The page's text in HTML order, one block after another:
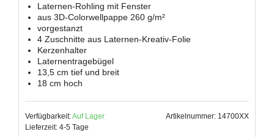
Laternen-Rohling mit Fenster
aus 3D-Colorwellpappe 260 g/m²
vorgestanzt
4 Zuschnitte aus Laternen-Kreativ-Folie
Kerzenhalter
Laternentragebügel
13,5 cm tief und breit
18 cm hoch
Verfügbarkeit:Auf Lager
Lieferzeit: 4-5 Tage
Artikelnummer: 14700XX